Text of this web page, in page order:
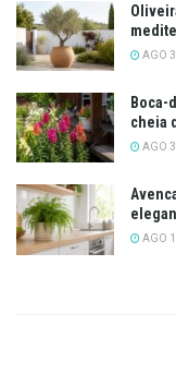
AGO
Boca-
cheia
AGO
AGO